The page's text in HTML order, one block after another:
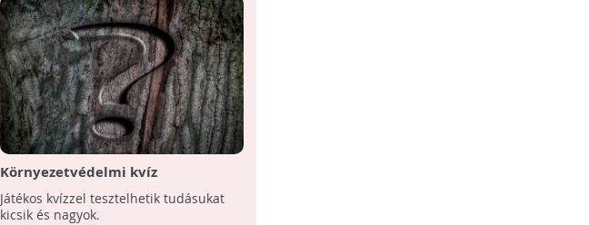
Környezetvédelmi kvíz
Játékos kvízzel tesztelhetik tudásukat
kicsik és nagyok.